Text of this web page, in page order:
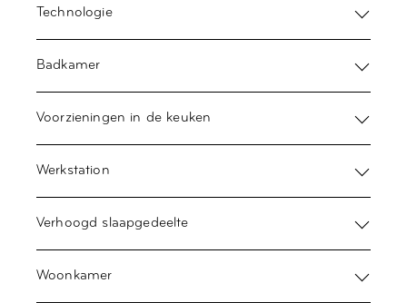
Technologie
Badkamer
Voorzieningen in de keuken
Werkstation
Verhoogd slaapgedeelte
Woonkamer